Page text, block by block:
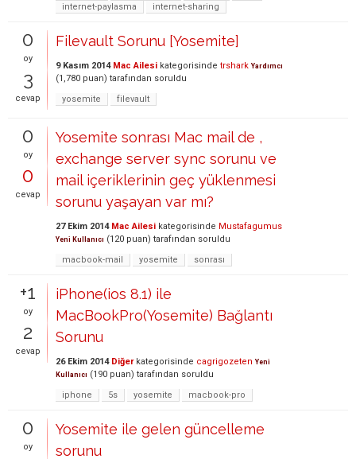
internet-paylasma
internet-sharing
0
oy
3
cevap
Filevault Sorunu [Yosemite]
9 Kasım 2014 Mac Ailesi kategorisinde trshark Yardımcı
(1,780 puan) tarafından soruldu
yosemite
filevault
0
oy
0
cevap
Yosemite sonrası Mac mail de ,
exchange server sync sorunu ve
mail içeriklerinin geç yüklenmesi
sorunu yaşayan var mı?
27 Ekim 2014 Mac Ailesi kategorisinde Mustafagumus
Yeni Kullanıcı (120 puan) tarafından soruldu
macbook-mail
yosemite sonrası
+1
oy
2
cevap
iPhone(ios 8.1) ile
MacBookPro(Yosemite) Bağlantı
Sorunu
26 Ekim 2014 Diğerkategorisinde cagrigozeten Yeni
Kullanıcı (190 puan) tarafından soruldu
iphone
5s yosemite macbook-pro
0
oy
Yosemite ile gelen güncelleme
sorunu